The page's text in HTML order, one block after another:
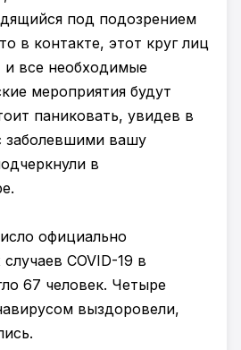
под подозрением
в контакте, этот круг лиц
и все необходимые
мероприятия будут
паниковать, увидев в
заболевшими вашу
в
официально
COVID-19 в
67 человек. Четыре
выздоровели,